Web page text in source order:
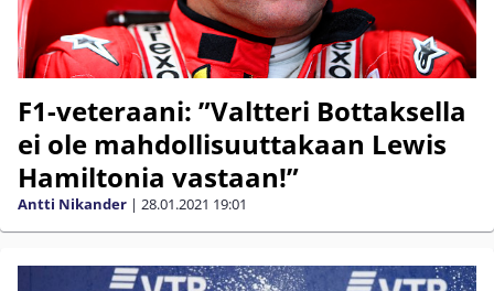
F1-veteraani: ”Valtteri Bottaksella
ei ole mahdollisuuttakaan Lewis
Hamiltonia vastaan!”
Antti Nikander | 28.01.2021 19:01